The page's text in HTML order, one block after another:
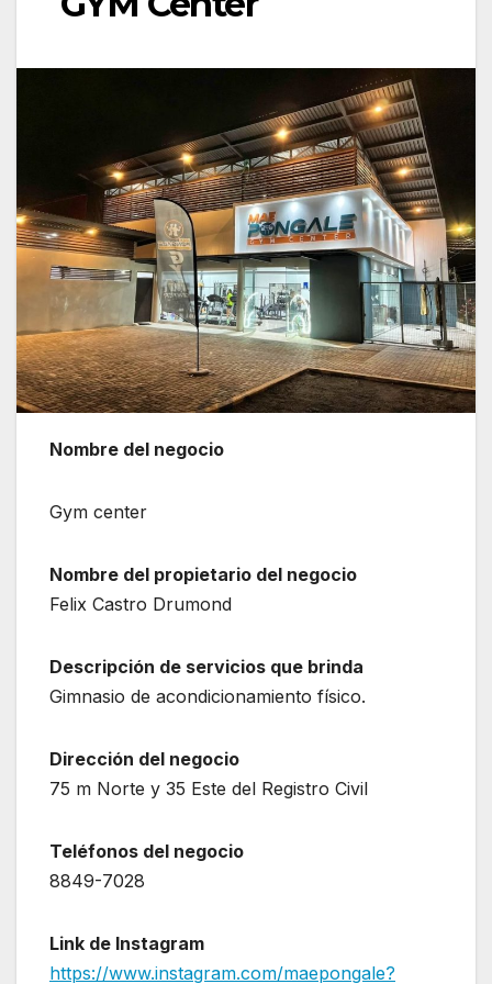
Nombre del negocio
Gym center
Nombre del propietario del negocio
Felix Castro Drumond
Descripción de servicios que brinda
Gimnasio de acondicionamiento físico.
Dirección del negocio
75 m Norte y 35 Este del Registro Civil
Teléfonos del negocio
8849-7028
Link de Instagram
https://www.instagram.com/maepongale?